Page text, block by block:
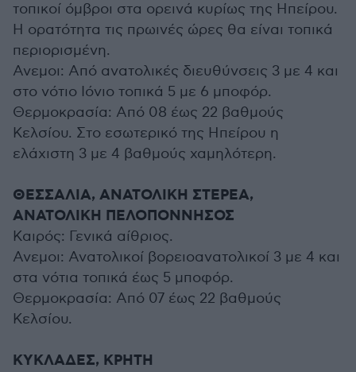
τοπικοί όμβροι στα ορεινά κυρίως της Ηπείρου.
Η ορατότητα τις πρωινές ώρες θα είναι τοπικά
περιορισμένη.
Ανεμοι: Από ανατολικές διευθύνσεις 3 με 4 και
στο νότιο Ιόνιο τοπικά 5 με 6 μποφόρ.
Θερμοκρασία: Από 08 έως 22 βαθμούς
Κελσίου. Στο εσωτερικό της Ηπείρου η
ελάχιστη 3 με 4 βαθμούς χαμηλότερη.
ΘΕΣΣΑΛΙΑ, ΑΝΑΤΟΛΙΚΗ ΣΤΕΡΕΑ,
ΑΝΑΤΟΛΙΚΗ ΠΕΛΟΠΟΝΝΗΣΟΣ
Καιρός: Γενικά αίθριος.
Ανεμοι: Ανατολικοί βορειοανατολικοί 3 με 4 και
στα νότια τοπικά έως 5 μποφόρ.
Θερμοκρασία: Από 07 έως 22 βαθμούς
Κελσίου.
ΚΥΚΛΑΔΕΣ, ΚΡΗΤΗ